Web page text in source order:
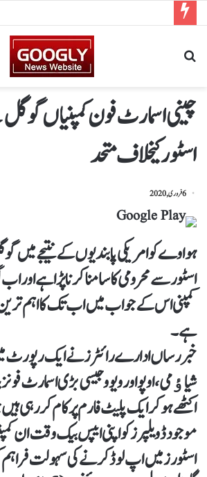
چینی اسمارٹ فون کمپنیاں
اسٹورکیخلاف متحد
6 فروری, 2020
ہواوے کو امریکی پابندیوں کے نتیجے میں
اسٹور سے محرومی کا سامنا کرنا پڑا ہے اور
کمپنی اس کے جواب میں اب تک کا اہم
ہے۔
خبررساں ادارے رائٹرز نے ایک رپورٹ
شیاﺅمی ، اوپو اور ویوو جیسی بڑی اسمارٹ فونز
اکٹھے ہوکر ایک پلیٹ فارم پر کام کررہی
موجود ڈویلپرز کو اپنی ایپس بیک وقت ان
اسٹورز میں اپ لوڈ کرنے کی سہولت